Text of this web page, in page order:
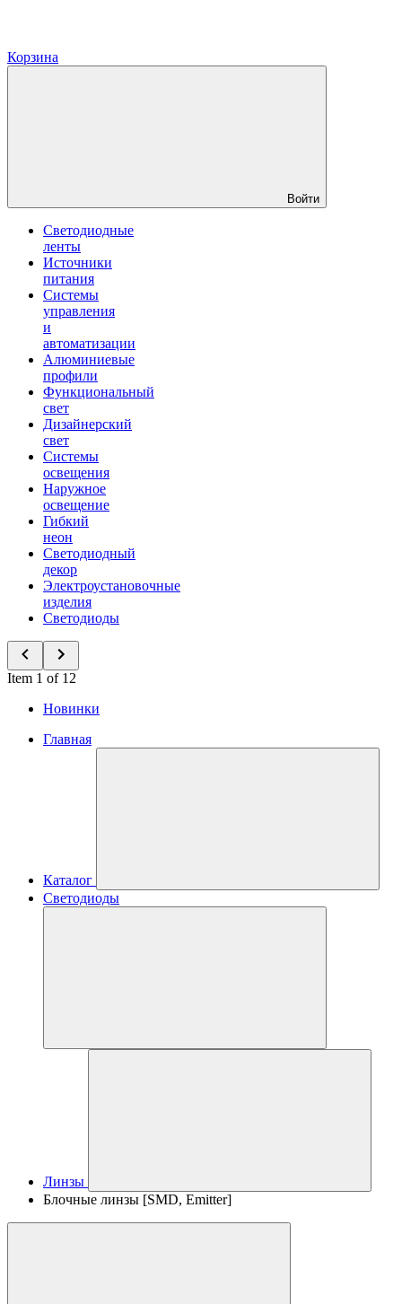
Корзина
Войти
Светодиодные
ленты
Источники
питания
Системы
управления
и
автоматизации
Алюминиевые
профили
Функциональный
свет
Дизайнерский
свет
Системы
освещения
Наружное
освещение
Гибкий
неон
Светодиодный
декор
Электроустановочные
изделия
Светодиоды
Item 1 of 12
Новинки
Главная
Каталог
Светодиоды
Линзы
Блочные линзы [SMD, Emitter]